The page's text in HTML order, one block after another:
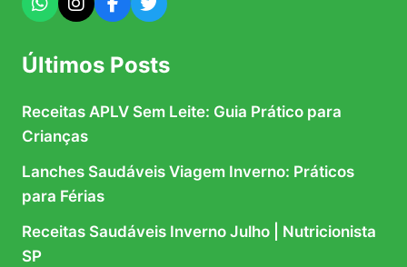
Últimos Posts
Receitas APLV Sem Leite: Guia Prático para
Crianças
Lanches Saudáveis Viagem Inverno: Práticos
para Férias
Receitas Saudáveis Inverno Julho | Nutricionista
SP